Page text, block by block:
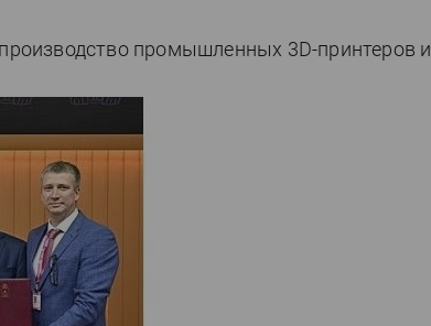
промышленных 3D-принтеров и